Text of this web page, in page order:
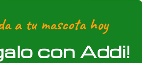
a tu mascota hoy
con Addi!